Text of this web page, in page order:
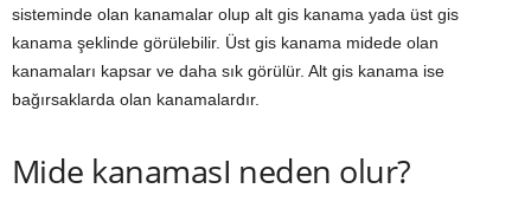
sisteminde olan kanamalar olup alt gis kanama yada üst gis
kanama şeklinde görülebilir. Üst gis kanama midede olan
kanamaları kapsar ve daha sık görülür. Alt gis kanama ise
bağırsaklarda olan kanamalardır.
Mide kanamasI neden olur?